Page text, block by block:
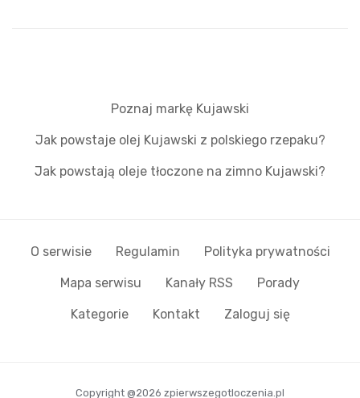
Poznaj markę Kujawski
Jak powstaje olej Kujawski z polskiego rzepaku?
Jak powstają oleje tłoczone na zimno Kujawski?
O serwisie Regulamin Polityka prywatności
Mapa serwisu Kanały RSS Porady
Kategorie Kontakt Zaloguj się
Copyright @2026 zpierwszegotloczenia.pl